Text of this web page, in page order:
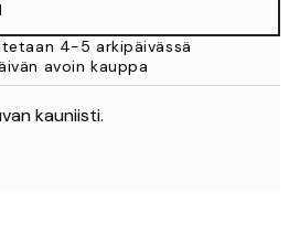
4-5 arkipäivässä
avoin kauppa
kauniisti.